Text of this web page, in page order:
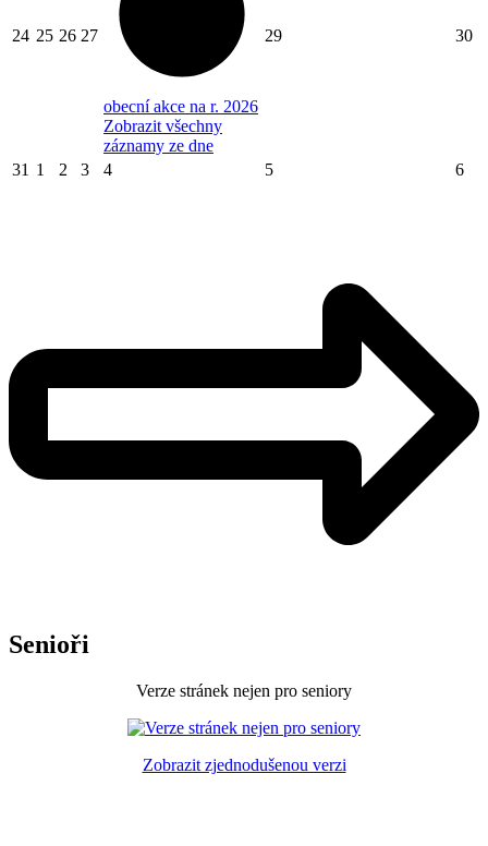
24 25 26 27
obecní akce na r. 2026
Zobrazit všechny
záznamy ze dne
29 30
31 1 2 3 4 5 6
Senioři
Verze stránek nejen pro seniory
Zobrazit zjednodušenou verzi